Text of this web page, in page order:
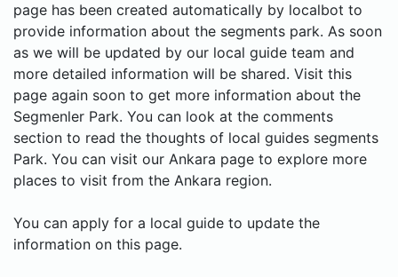
page has been created automatically by localbot to
provide information about the segments park. As soon
as we will be updated by our local guide team and
more detailed information will be shared. Visit this
page again soon to get more information about the
Segmenler Park. You can look at the comments
section to read the thoughts of local guides segments
Park. You can visit our Ankara page to explore more
places to visit from the Ankara region.
You can apply for a local guide to update the
information on this page.